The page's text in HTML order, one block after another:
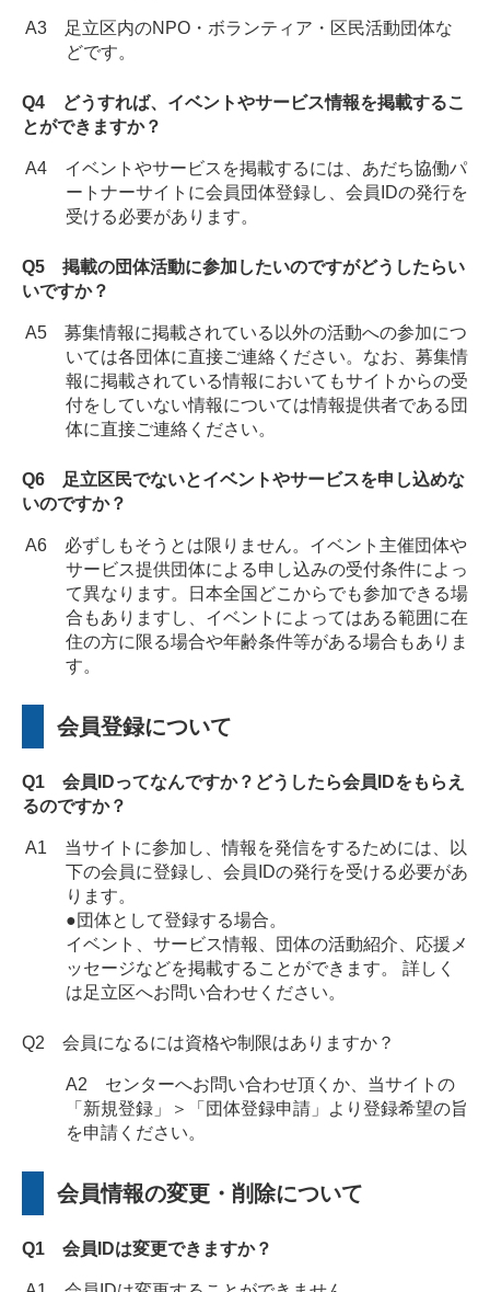
A3 足立区内のNPO・ボランティア・区民活動団体な
どです。
Q4 どうすれば、イベントやサービス情報を掲載するこ
とができますか？
A4 イベントやサービスを掲載するには、あだち協働パ
ートナーサイトに会員団体登録し、会員IDの発行を
受ける必要があります。
Q5 掲載の団体活動に参加したいのですがどうしたらい
いですか？
A5 募集情報に掲載されている以外の活動への参加につ
いては各団体に直接ご連絡ください。なお、募集情
報に掲載されている情報においてもサイトからの受
付をしていない情報については情報提供者である団
体に直接ご連絡ください。
Q6 足立区民でないとイベントやサービスを申し込めな
いのですか？
A6 必ずしもそうとは限りません。イベント主催団体や
サービス提供団体による申し込みの受付条件によっ
て異なります。日本全国どこからでも参加できる場
合もありますし、イベントによってはある範囲に在
住の方に限る場合や年齢条件等がある場合もありま
す。
会員登録について
Q1 会員IDってなんですか？どうしたら会員IDをもらえ
るのですか？
A1 当サイトに参加し、情報を発信をするためには、以
下の会員に登録し、会員IDの発行を受ける必要があ
ります。
●団体として登録する場合。
イベント、サービス情報、団体の活動紹介、応援メ
ッセージなどを掲載することができます。 詳しく
は足立区へお問い合わせください。
Q2 会員になるには資格や制限はありますか？
A2 センターへお問い合わせ頂くか、当サイトの
「新規登録」＞「団体登録申請」より登録希望の旨
を申請ください。
会員情報の変更・削除について
Q1 会員IDは変更できますか？